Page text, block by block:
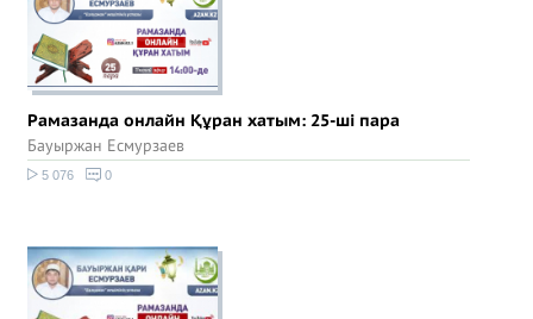
Рамазанда онлайн Құран хатым: 25-ші пара
Бауыржан Есмурзаев
5 076 0